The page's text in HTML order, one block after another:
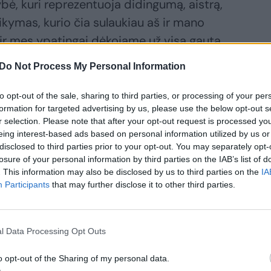
Do Not Process My Personal Information
opt-out of the sale, sharing to third parties, or processing of your
for targeted advertising by us, please use the below opt-out
selection. Please note that after your opt-out request is processed
interest-based ads based on personal information utilized by us
to third parties prior to your opt-out. You may separately
of your personal information by third parties on the IAB’s list of
This information may also be disclosed by us to third parties on the
Participants that may further disclose it to other third parties.
Data Processing Opt Outs
opt-out of the Sharing of my personal data.
kuri reprezentuoja didingumą, aistrą,
kurio čia sulaukiau aš ir mano
mes ypatingai dėkojame už visą gautą
buvęs žalgirietis.
komandos draugų bei trenerių.
grupe. Kiekvieną vakarą nuostabioje
ypatingų trenerių ir žaidėjų. Dėkoju
ir mano priėmimą. Laikas, praleistas
išliks mano atmintyje“, - teigė
T. Dardenas žengė dar vieną žingsnį.